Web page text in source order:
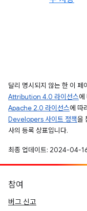
달리 명시되지 않는 한 이 페
Attribution 4.0 라이선스에
Apache 2.0 라이선스에 따
Developers 사이트 정책을
사의 등록 상표입니다.
최종 업데이트: 2024-04-
참여
버그 신고